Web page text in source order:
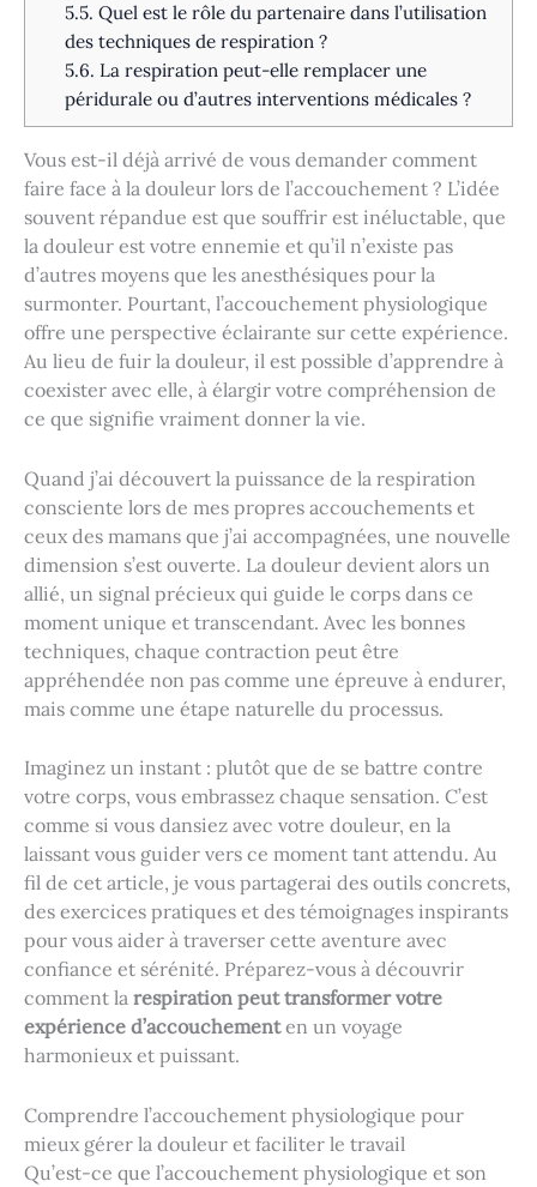
5.5. Quel est le rôle du partenaire dans l’utilisation
des techniques de respiration ?
5.6. La respiration peut-elle remplacer une
péridurale ou d’autres interventions médicales ?
Vous est-il déjà arrivé de vous demander comment
faire face à la douleur lors de l’accouchement ? L’idée
souvent répandue est que souffrir est inéluctable, que
la douleur est votre ennemie et qu’il n’existe pas
d’autres moyens que les anesthésiques pour la
surmonter. Pourtant, l’accouchement physiologique
offre une perspective éclairante sur cette expérience.
Au lieu de fuir la douleur, il est possible d’apprendre à
coexister avec elle, à élargir votre compréhension de
ce que signifie vraiment donner la vie.
Quand j’ai découvert la puissance de la respiration
consciente lors de mes propres accouchements et
ceux des mamans que j’ai accompagnées, une nouvelle
dimension s’est ouverte. La douleur devient alors un
allié, un signal précieux qui guide le corps dans ce
moment unique et transcendant. Avec les bonnes
techniques, chaque contraction peut être
appréhendée non pas comme une épreuve à endurer,
mais comme une étape naturelle du processus.
Imaginez un instant : plutôt que de se battre contre
votre corps, vous embrassez chaque sensation. C’est
comme si vous dansiez avec votre douleur, en la
laissant vous guider vers ce moment tant attendu. Au
fil de cet article, je vous partagerai des outils concrets,
des exercices pratiques et des témoignages inspirants
pour vous aider à traverser cette aventure avec
confiance et sérénité. Préparez-vous à découvrir
comment la respiration peut transformer votre
expérience d’accouchementen un voyage
harmonieux et puissant.
Comprendre l’accouchement physiologique pour
mieux gérer la douleur et faciliter le travail
Qu’est-ce que l’accouchement physiologique et son